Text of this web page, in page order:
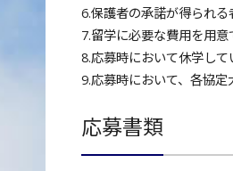
6.保護者の承諾が得られる
7.留学に必要な費用を用意
8.応募時において休学して
9.応募時において、各協定
応募書類